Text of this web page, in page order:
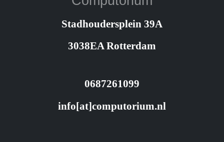
Stadhoudersplein 39A
3038EA Rotterdam
0687261099
info[at]computorium.nl